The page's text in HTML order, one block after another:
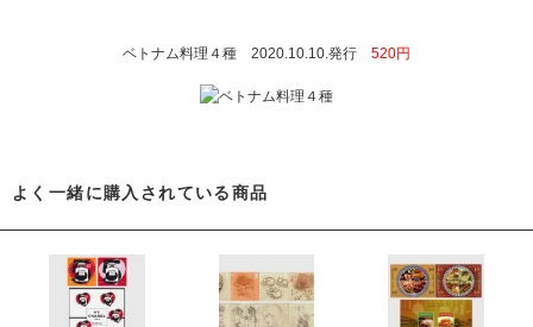
ベトナム料理４種 2020.10.10.発行 520円
よく一緒に購入されている商品